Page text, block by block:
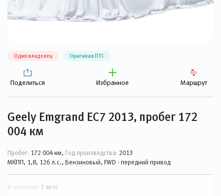
Один владелец Оригинал ПТС
Поделиться Избранное Маршрут
Geely Emgrand EC7 2013, пробег 172
004 км
Пробег: 172 004 км, Год производства: 2013
МКПП, 1,8, 126 л.с., Бензиновый, FWD - передний привод
В наличии: 1 авто